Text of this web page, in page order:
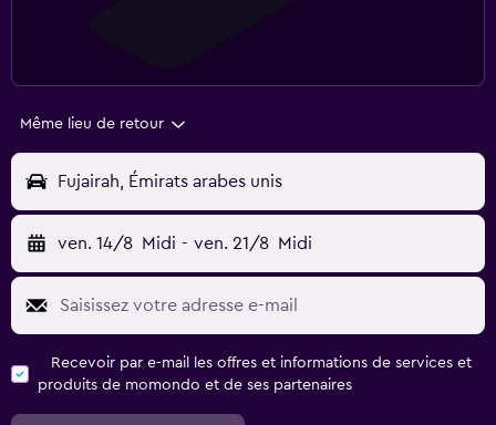
Même lieu de retour
Fujairah, Émirats arabes unis
ven. 14/8 Midi - ven. 21/8 Midi
Recevoir par e-mail les offres et informations de services et
produits de momondo et de ses partenaires